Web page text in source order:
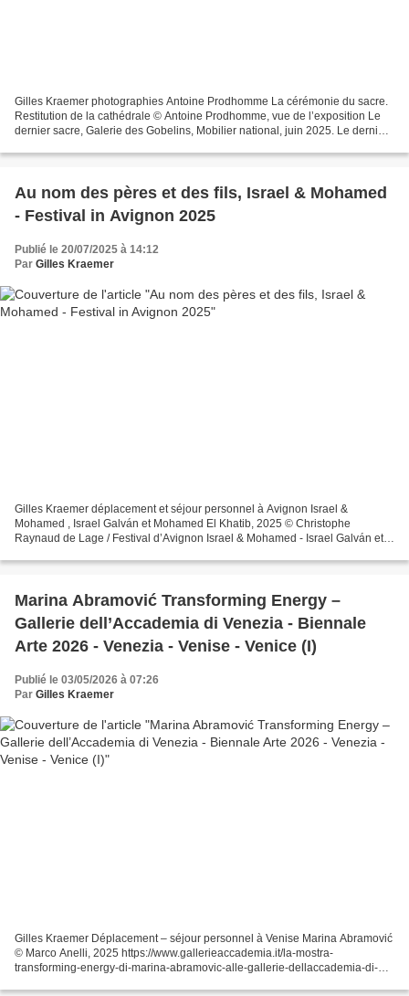
Gilles Kraemer photographies Antoine Prodhomme La cérémonie du sacre.
Restitution de la cathédrale © Antoine Prodhomme, vue de l’exposition Le
dernier sacre, Galerie des Gobelins, Mobilier national, juin 2025. Le dernier
Au nom des pères et des fils, Israel & Mohamed
- Festival in Avignon 2025
Publié le 20/07/2025 à 14:12
Par Gilles Kraemer
Gilles Kraemer déplacement et séjour personnel à Avignon Israel &
Mohamed , Israel Galván et Mohamed El Khatib, 2025 © Christophe
Raynaud de Lage / Festival d’Avignon Israel & Mohamed - Israel Galván et
Marina Abramović Transforming Energy –
Gallerie dell’Accademia di Venezia - Biennale
Arte 2026 - Venezia - Venise - Venice (I)
Publié le 03/05/2026 à 07:26
Par Gilles Kraemer
Gilles Kraemer Déplacement – séjour personnel à Venise Marina Abramović
© Marco Anelli, 2025 https://www.gallerieaccademia.it/la-mostra-
transforming-energy-di-marina-abramovic-alle-gallerie-dellaccademia-di-